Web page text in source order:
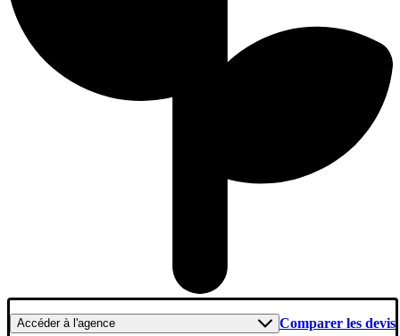
Accéderà l'agence Comparer les devis